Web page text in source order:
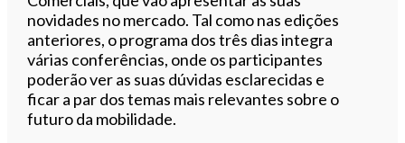
novidades no mercado. Tal como nas edições
anteriores, o programa dos três dias integra
várias conferências, onde os participantes
poderão ver as suas dúvidas esclarecidas e
ficar a par dos temas mais relevantes sobre o
futuro da mobilidade.